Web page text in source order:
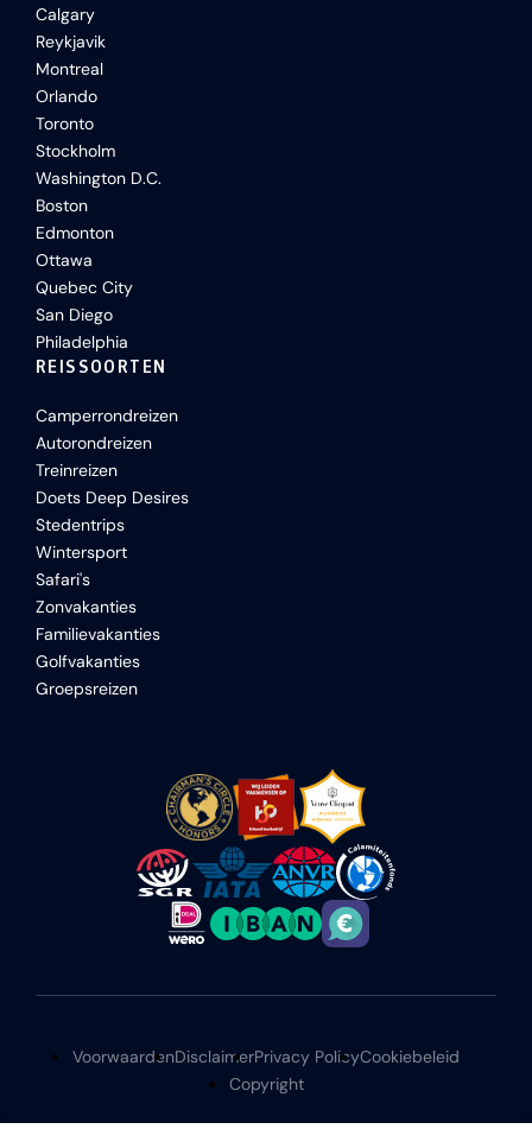
Calgary
Reykjavik
Montreal
Orlando
Toronto
Stockholm
Washington D.C.
Boston
Edmonton
Ottawa
Quebec City
San Diego
Philadelphia
REISSOORTEN
Camperrondreizen
Autorondreizen
Treinreizen
Doets Deep Desires
Stedentrips
Wintersport
Safari's
Zonvakanties
Familievakanties
Golfvakanties
Groepsreizen
VoorwaardenDisclaimerPrivacy PolicyCookiebeleid
Copyright